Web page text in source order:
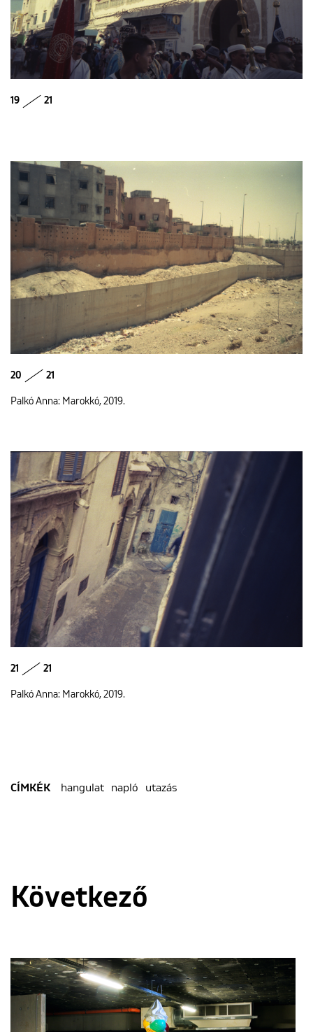
19 21
20 21
Palkó Anna: Marokkó, 2019.
21 21
Palkó Anna: Marokkó, 2019.
CÍMKÉK hangulat napló utazás
Következő